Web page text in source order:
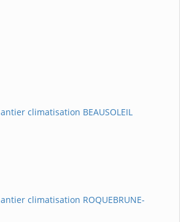
climatisation BEAUSOLEIL
climatisation ROQUEBRUNE-